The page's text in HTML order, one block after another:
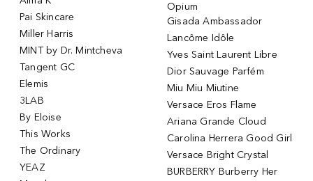
Pai Skincare
Miller Harris
MINT by Dr. Mintcheva
Tangent GC
Elemis
3LAB
By Eloise
This Works
The Ordinary
YEAZ
Opium
Gisada Ambassador
Lancôme Idôle
Yves Saint Laurent Libre
Dior Sauvage Parfém
Miu Miu Miutine
Versace Eros Flame
Ariana Grande Cloud
Carolina Herrera Good Girl
Versace Bright Crystal
BURBERRY Burberry Her